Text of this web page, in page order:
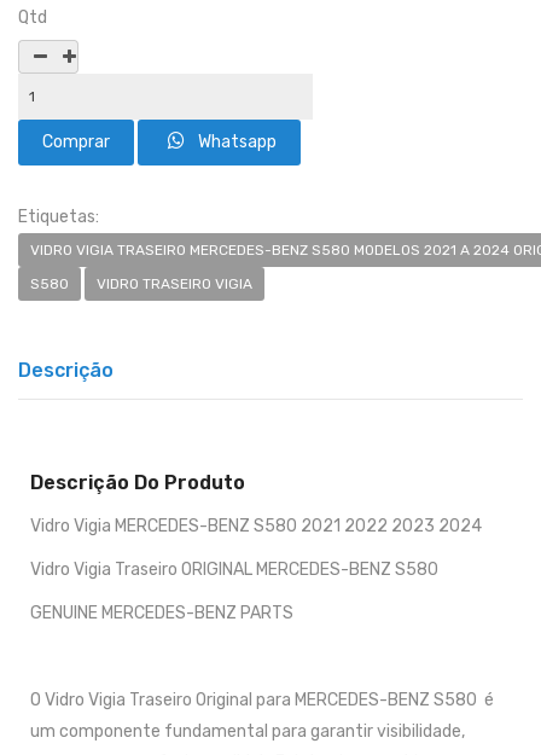
Qtd
Whatsapp
Etiquetas:
VIDRO VIGIA TRASEIRO MERCEDES-BENZ S580 MODELOS 2021 A 2024
S580
VIDRO TRASEIRO VIGIA
Descrição
Descrição Do Produto
Vidro Vigia MERCEDES-BENZ S580 2021 2022 2023 2024
Vidro Vigia Traseiro ORIGINAL MERCEDES-BENZ S580
GENUINE MERCEDES-BENZ PARTS
O Vidro Vigia Traseiro Original para MERCEDES-BENZ S580 é
um componente fundamental para garantir visibilidade,